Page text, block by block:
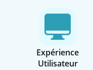
Expérience
Utilisateur